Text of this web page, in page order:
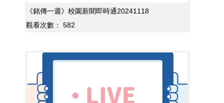
《銘傳一週》校園新聞即時通20241118
觀看次數：
582